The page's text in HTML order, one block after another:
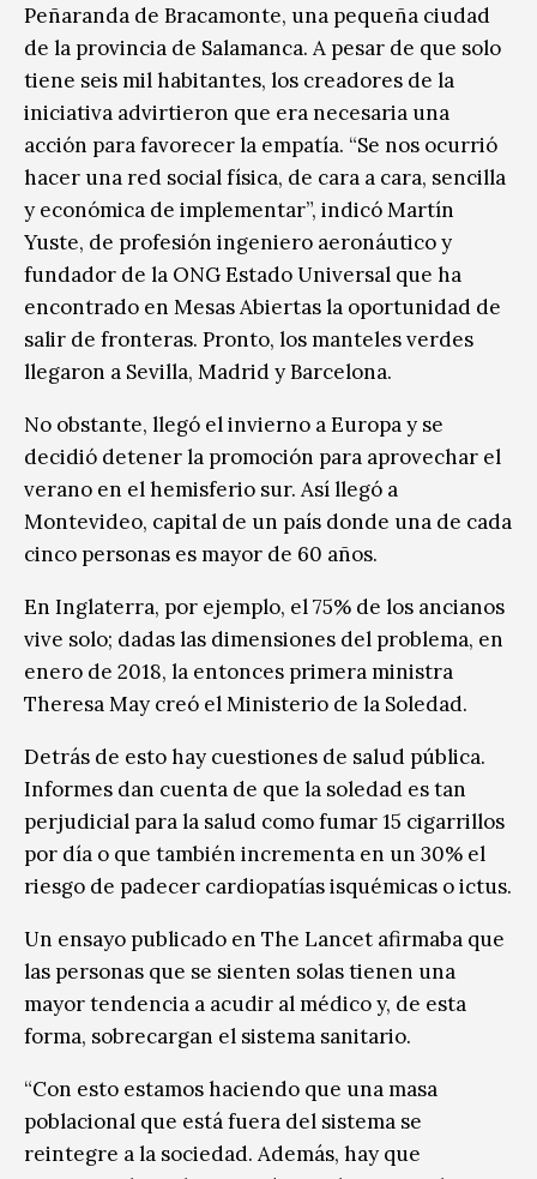
Peñaranda de Bracamonte, una pequeña ciudad
de la provincia de Salamanca. A pesar de que solo
tiene seis mil habitantes, los creadores de la
iniciativa advirtieron que era necesaria una
acción para favorecer la empatía. “Se nos ocurrió
hacer una red social física, de cara a cara, sencilla
y económica de implementar”, indicó Martín
Yuste, de profesión ingeniero aeronáutico y
fundador de la ONG Estado Universal que ha
encontrado en Mesas Abiertas la oportunidad de
salir de fronteras. Pronto, los manteles verdes
llegaron a Sevilla, Madrid y Barcelona.
No obstante, llegó el invierno a Europa y se
decidió detener la promoción para aprovechar el
verano en el hemisferio sur. Así llegó a
Montevideo, capital de un país donde una de cada
cinco personas es mayor de 60 años.
En Inglaterra, por ejemplo, el 75% de los ancianos
vive solo; dadas las dimensiones del problema, en
enero de 2018, la entonces primera ministra
Theresa May creó el Ministerio de la Soledad.
Detrás de esto hay cuestiones de salud pública.
Informes dan cuenta de que la soledad es tan
perjudicial para la salud como fumar 15 cigarrillos
por día o que también incrementa en un 30% el
riesgo de padecer cardiopatías isquémicas o ictus.
Un ensayo publicado en The Lancet afirmaba que
las personas que se sienten solas tienen una
mayor tendencia a acudir al médico y, de esta
forma, sobrecargan el sistema sanitario.
“Con esto estamos haciendo que una masa
poblacional que está fuera del sistema se
reintegre a la sociedad. Además, hay que